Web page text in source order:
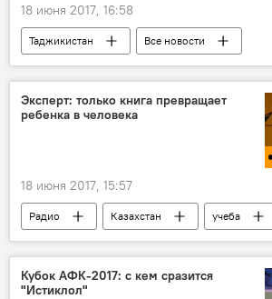
18 июня 2017, 16:58
Таджикистан
Все новости
Агентство по гидрометеорологии Таджикистана
Прогноз погоды в Таджикистане
КЧС Таджикистана
Эксперт: только книга превращает
ребенка в человека
18 июня 2017, 15:57
Радио Казахстан
учеба
тестирование
школа
Кубок АФК-2017: с кем сразится
"Истиклол"